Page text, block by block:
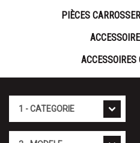
PIÈCES